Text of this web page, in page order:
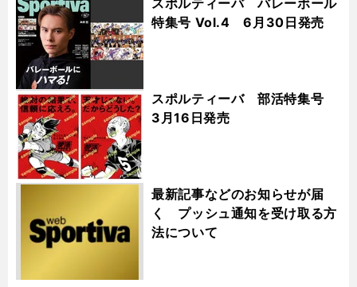
特集号 Vol.4 6月30日発売
スポルティーバ 部活特集号
3月16日発売
最新記事などのお知らせが届
く プッシュ通知を受け取る方
法について